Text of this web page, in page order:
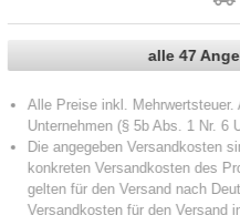
alle 47